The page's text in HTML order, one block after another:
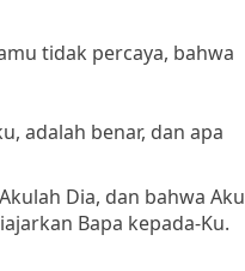
tidak percaya, bahwa
adalah benar, dan apa
Dia, dan bahwa Aku
Bapa kepada-Ku.